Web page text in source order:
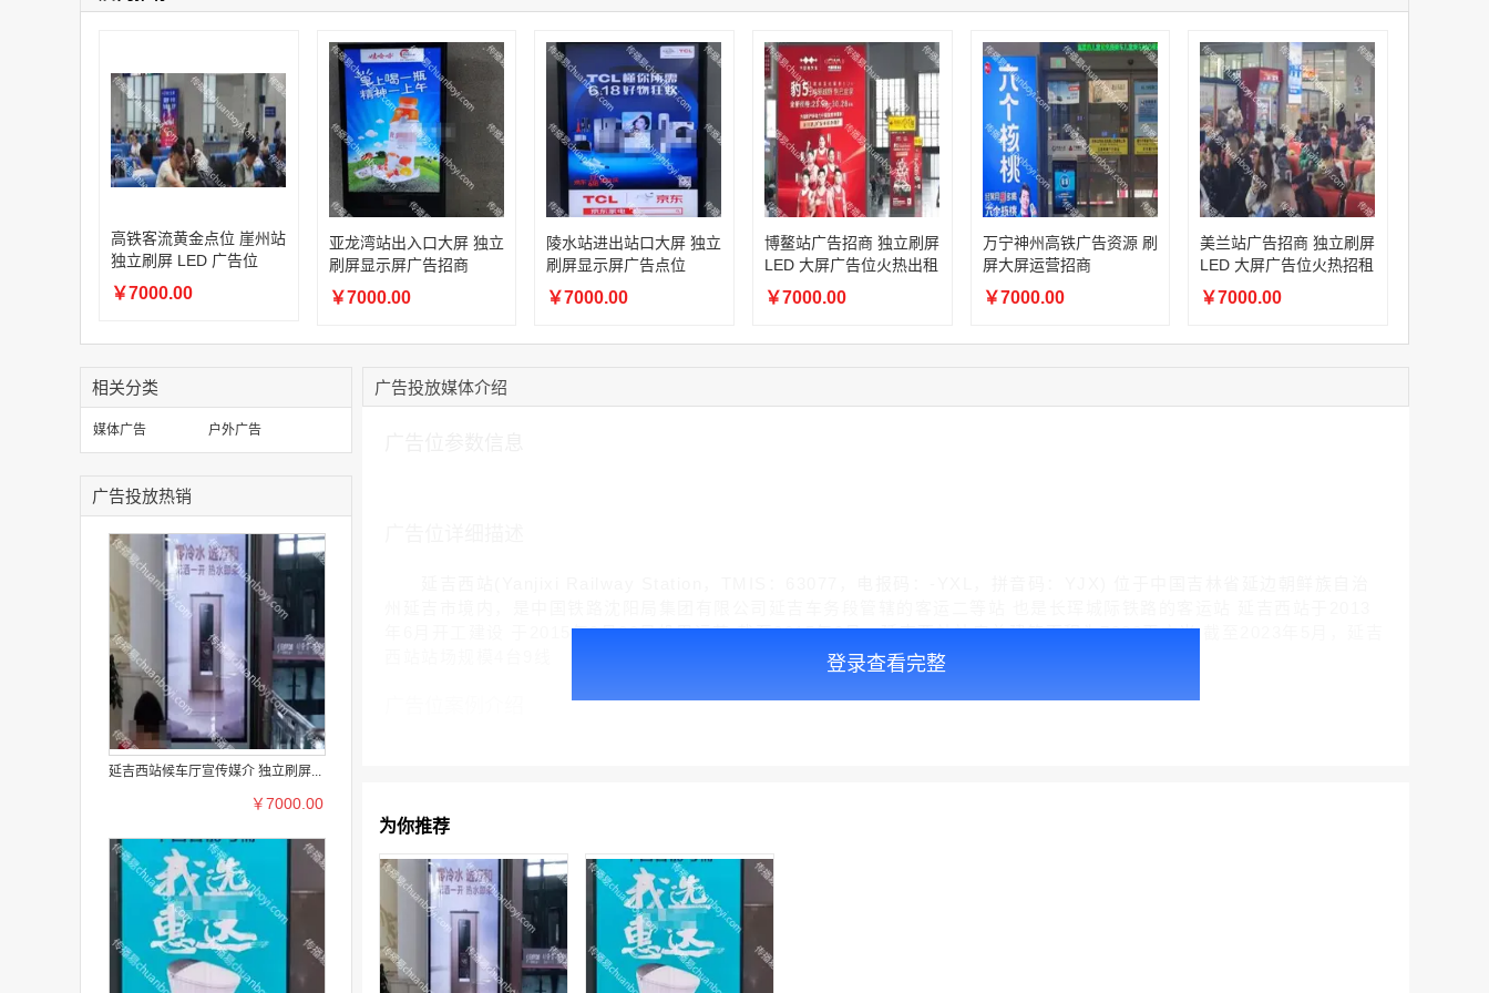
03:20:56 156****3374 联系了该媒体所在商家
13:59:39 189****2617 联系了该媒体所在商家
12:40:20
177****7961
联系了该媒体所在商家
16:12:36
181****8167
联系了该媒体所在商家
16:16:44 181****0078 联系了该媒体所在商家
13:50:54
192****2334 联系了该媒体所在商家
￥27600.00
香港双层巴士车身广告（含车顶）
￥77000.00
高铁客流黄金点位 崖州站
独立刷屏 LED 广告位
￥7000.00
亚龙湾站出入口大屏 独立
刷屏显示屏广告招商
￥7000.00
陵水站进出站口大屏 独立
刷屏显示屏广告点位
￥7000.00
博鳌站广告招商 独立刷屏
LED 大屏广告位火热出租
￥7000.00
万宁神州高铁广告资源 刷
屏大屏运营招商
￥7000.00
美兰站广告招商 独立刷屏
LED 大屏广告位火热招租
￥7000.00
相关分类
媒体广告 户外广告
广告投放热销
延吉西站候车厅宣传媒介 独立刷屏...
￥7000.00
广告投放媒体介绍
年6月开工建设 于2015年9月20日投用运营 截至2015年9月，延吉西站站房总建筑面积为7982平方米 截至2023年5月，延吉
登录查看完整
为你推荐